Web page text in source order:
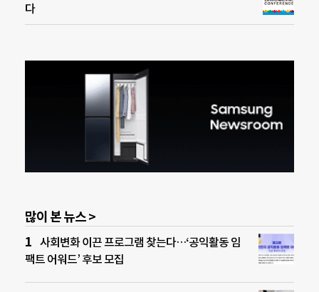
다
많이 본 뉴스 >
사회변화 이끈 프로그램 찾는다…‘공익활동 임
팩트 어워드’ 후보 모집